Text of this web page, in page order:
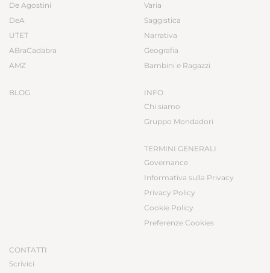
De Agostini
DeA
UTET
ABraCadabra
AMZ
BLOG
Varia
Saggistica
Narrativa
Geografia
Bambini e Ragazzi
INFO
Chi siamo
Gruppo Mondadori
TERMINI GENERALI
Governance
Informativa sulla Privacy
Privacy Policy
Cookie Policy
Preferenze Cookies
CONTATTI
Scrivici